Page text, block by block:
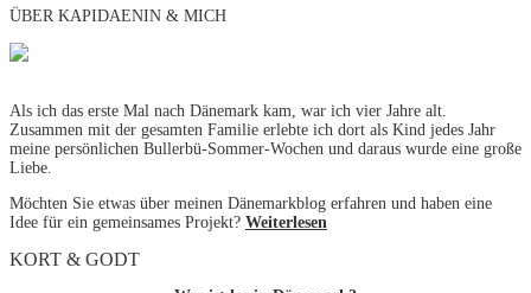
ÜBER KAPIDAENIN & MICH
Als ich das erste Mal nach Dänemark kam, war ich vier Jahre alt.
Zusammen mit der gesamten Familie erlebte ich dort als Kind jedes Jahr
meine persönlichen Bullerbü-Sommer-Wochen und daraus wurde eine große
Liebe.
Möchten Sie etwas über meinen Dänemarkblog erfahren und haben eine
Idee für ein gemeinsames Projekt? Weiterlesen
KORT & GODT